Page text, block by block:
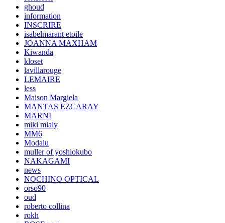
ghoud
information
INSCRIRE
isabelmarant etoile
JOANNA MAXHAM
Kiwanda
kloset
lavillarouge
LEMAIRE
less
Maison Margiela
MANTAS EZCARAY
MARNI
miki mialy
MM6
Modalu
muller of yoshiokubo
NAKAGAMI
news
NOCHINO OPTICAL
orso90
oud
roberto collina
rokh